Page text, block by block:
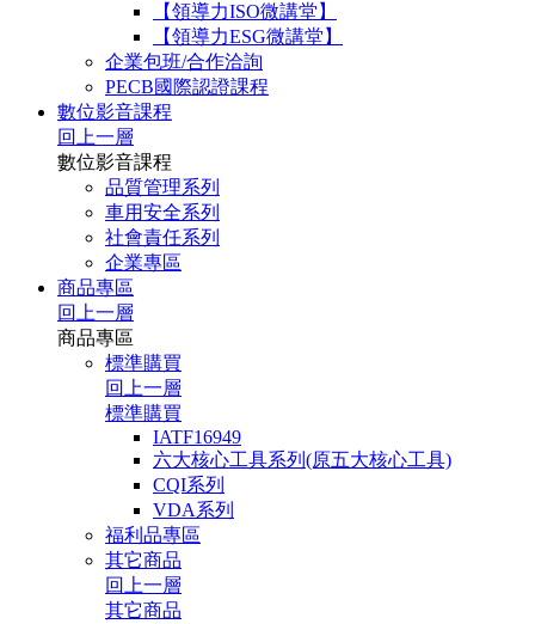
【領導力ISO微講堂】
【領導力ESG微講堂】
企業包班/合作洽詢
PECB國際認證課程
數位影音課程
回上一層
數位影音課程
品質管理系列
車用安全系列
社會責任系列
企業專區
商品專區
回上一層
商品專區
標準購買
回上一層
標準購買
IATF16949
六大核心工具系列(原五大核心工具)
CQI系列
VDA系列
福利品專區
其它商品
回上一層
其它商品